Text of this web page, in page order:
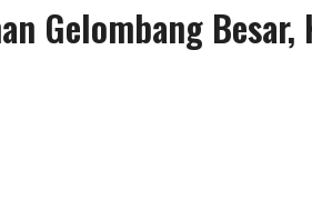
Gelombang